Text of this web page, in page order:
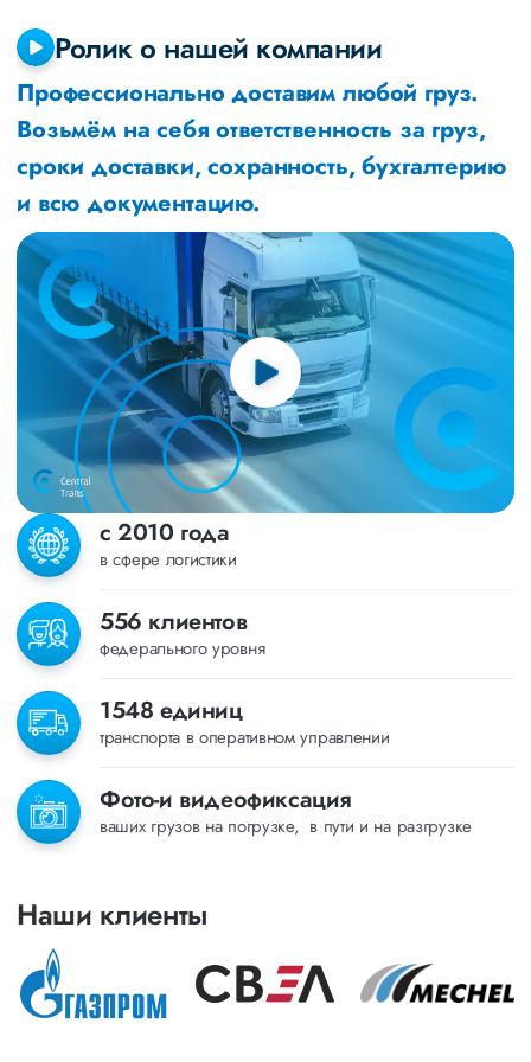
Ролик о нашей компании
Профессионально доставим любой груз.
Возьмём на себя ответственность за груз,
сроки доставки, сохранность, бухгалтерию
и всю документацию.
с 2010 года
в сфере логистики
556 клиентов
федерального уровня
1548 единиц
транспорта в оперативном управлении
Фото-и видеофиксация
ваших грузов на погрузке, в пути и на разгрузке
Наши клиенты